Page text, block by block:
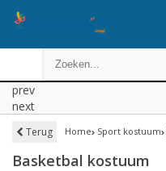
prev
next
Terug Home Sport kostuum
Basketbal kostuum